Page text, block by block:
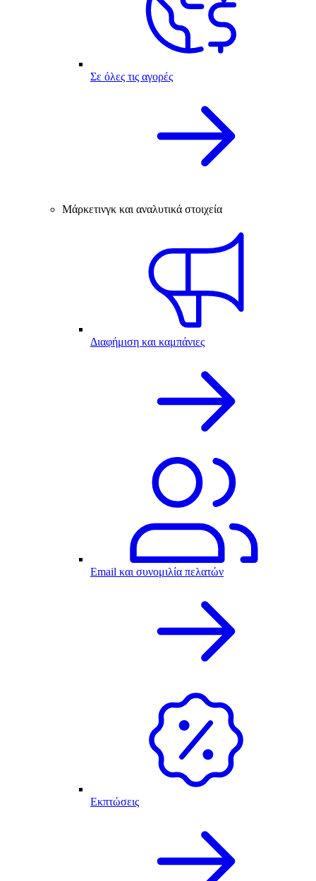
Σε όλες τις αγορές
Μάρκετινγκ και αναλυτικά στοιχεία
Διαφήμιση και καμπάνιες
Email και συνομιλία πελατών
Εκπτώσεις